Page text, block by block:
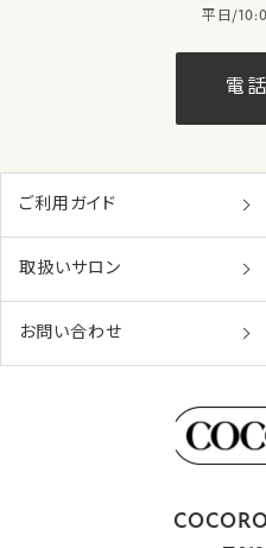
平日/
電
ご利用ガイド
取扱いサロン
お問い合わせ